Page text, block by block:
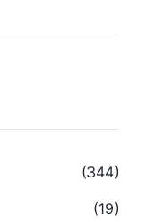
(344)
(19)